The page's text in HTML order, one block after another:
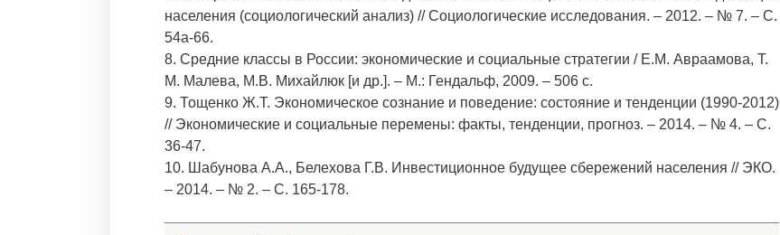
населения (социологический анализ) // Социологические исследования. – 2012. – № 7. – С.
54a-66.
8. Средние классы в России: экономические и социальные стратегии / Е.М. Авраамова, Т.
М. Малева, М.В. Михайлюк [и др.]. – М.: Гендальф, 2009. – 506 с.
9. Тощенко Ж.Т. Экономическое сознание и поведение: состояние и тенденции (1990-2012)
// Экономические и социальные перемены: факты, тенденции, прогноз. – 2014. – № 4. – С.
36-47.
10. Шабунова А.А., Белехова Г.В. Инвестиционное будущее сбережений населения // ЭКО.
– 2014. – № 2. – С. 165-178.